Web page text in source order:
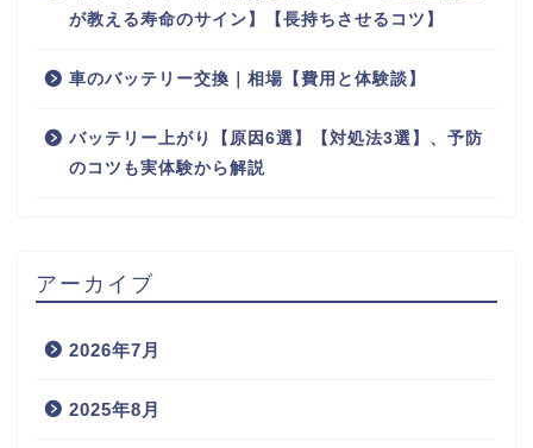
が教える寿命のサイン】【長持ちさせるコツ】
車のバッテリー交換｜相場【費用と体験談】
バッテリー上がり【原因6選】【対処法3選】、予防
のコツも実体験から解説
アーカイブ
2026年7月
2025年8月